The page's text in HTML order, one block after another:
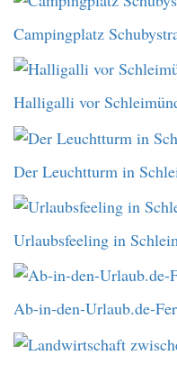
Campingplatz
Halligalli vor
Der Leuchtturm in
Urlaubsfeeling in
Ab-in-den-Urlaub.de-